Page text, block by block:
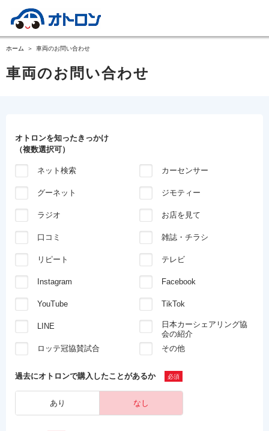
ホーム 車両のお問い合わせ
車両のお問い合わせ
オトロンを知ったきっかけ
（複数選択可）
ネット検索 カーセンサー
グーネット ジモティー
ラジオ お店を見て
口コミ 雑誌・チラシ
リピート テレビ
Instagram Facebook
YouTube TikTok
LINE
日本カーシェアリング協
会の紹介
ロッテ冠協賛試合
その他
過去にオトロンで購入したことがあるか
あり なし